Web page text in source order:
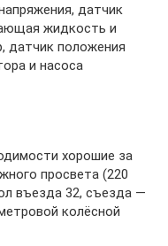
датчик
жидкость и
датчик положения
и насоса
хорошие за
просвета (220
въезда 32, съезда —
колёсной